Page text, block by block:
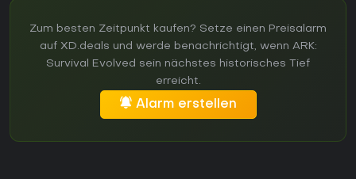
Zum besten Zeitpunkt kaufen? Setze einen Preisalarm
auf XD.deals und werde benachrichtigt, wenn ARK:
Survival Evolved sein nächstes historisches Tief
erreicht.
Alarm erstellen